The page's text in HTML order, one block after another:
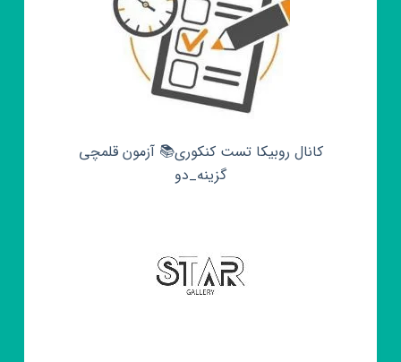
کانال روبیکا تست کنکوری📚 آزمون قلمچی‌‌
گزینه_دو